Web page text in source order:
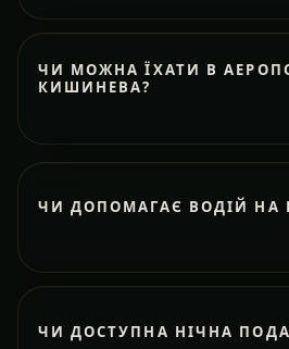
ЧИ МОЖНА ЇХАТИ В
КИШИНЕВА?
ЧИ ДОПОМАГАЄ ВОДІЙ НА
ЧИ ДОСТУПНА НІЧНА